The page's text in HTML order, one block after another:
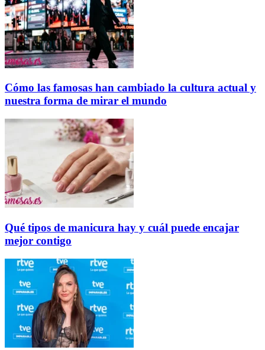
Cómo las famosas han cambiado la cultura actual y
nuestra forma de mirar el mundo
Qué tipos de manicura hay y cuál puede encajar
mejor contigo